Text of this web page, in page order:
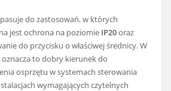
do zastosowań, w których
jest ochrona na poziomie IP20oraz
do przycisku o właściwej średnicy. W
to dobry kierunek do
osprzętu w systemach sterowania
wymagających czytelnych